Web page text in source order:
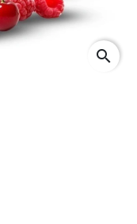
search